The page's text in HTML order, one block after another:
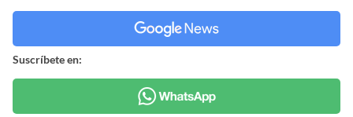
Suscríbete en: